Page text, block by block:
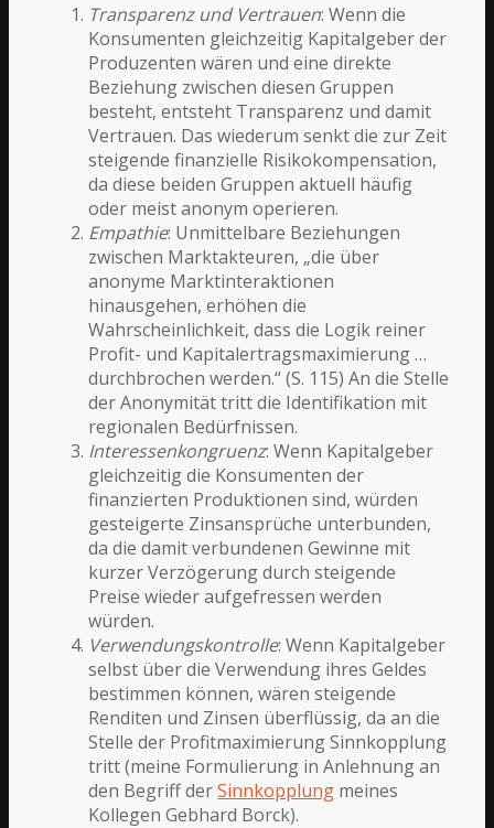
Transparenz und Vertrauen: Wenn die
Konsumenten gleichzeitig Kapitalgeber der
Produzenten wären und eine direkte
Beziehung zwischen diesen Gruppen
besteht, entsteht Transparenz und damit
Vertrauen. Das wiederum senkt die zur Zeit
steigende finanzielle Risikokompensation,
da diese beiden Gruppen aktuell häufig
oder meist anonym operieren.
Empathie: Unmittelbare Beziehungen
zwischen Marktakteuren, „die über
anonyme Marktinteraktionen
hinausgehen, erhöhen die
Wahrscheinlichkeit, dass die Logik reiner
Profit- und Kapitalertragsmaximierung …
durchbrochen werden.“ (S. 115) An die Stelle
der Anonymität tritt die Identifikation mit
regionalen Bedürfnissen.
Interessenkongruenz: Wenn Kapitalgeber
gleichzeitig die Konsumenten der
finanzierten Produktionen sind, würden
gesteigerte Zinsansprüche unterbunden,
da die damit verbundenen Gewinne mit
kurzer Verzögerung durch steigende
Preise wieder aufgefressen werden
würden.
Verwendungskontrolle: Wenn Kapitalgeber
selbst über die Verwendung ihres Geldes
bestimmen können, wären steigende
Renditen und Zinsen überflüssig, da an die
Stelle der Profitmaximierung Sinnkopplung
tritt (meine Formulierung in Anlehnung an
den Begriff derSinnkopplung meines
Kollegen Gebhard Borck).